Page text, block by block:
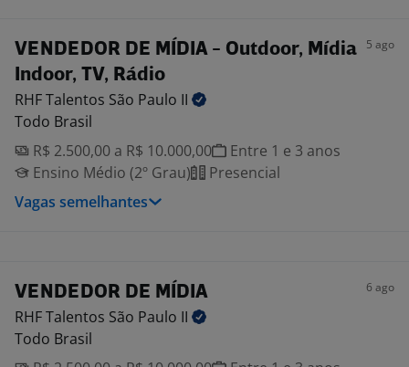
VENDEDOR DE MÍDIA - Outdoor, Mídia
Indoor, TV, Rádio
5 ago
RHF Talentos São Paulo II
Todo Brasil
R$ 2.500,00 a R$ 10.000,00
Entre 1 e 3 anos
Ensino Médio (2º Grau)
Presencial
Vagas semelhantes
VENDEDOR DE MÍDIA 6 ago
RHF Talentos São Paulo II
Todo Brasil